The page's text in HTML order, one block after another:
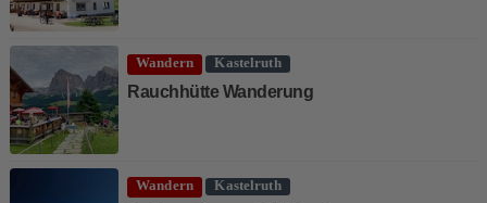
Wandern Kastelruth
Rauchhütte Wanderung
Wandern Kastelruth